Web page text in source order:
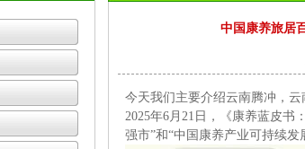
中国康养旅居
今天我们主要介绍云南腾冲，云
2025年6月21日，《康养蓝皮书
强市”和“中国康养产业可持续